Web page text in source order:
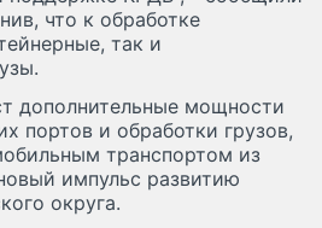
что к обработке
так и
дополнительные мощности
портов и обработки грузов,
транспортом из
импульс развитию
округа.